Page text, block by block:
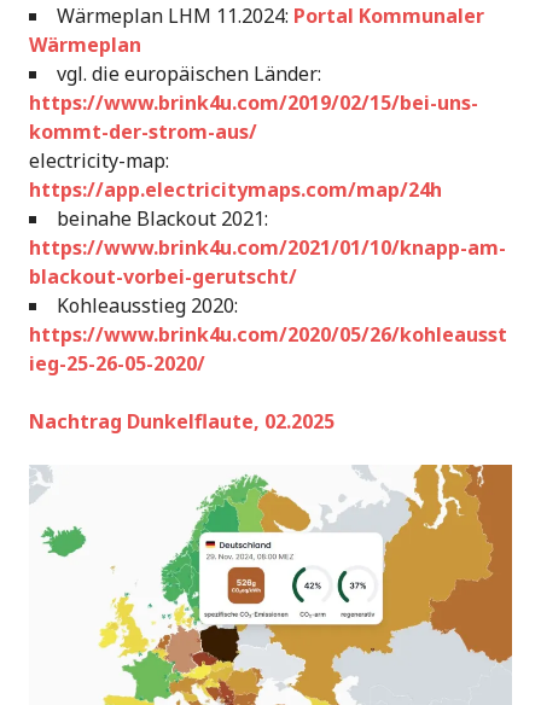
Wärmeplan LHM 11.2024: Portal Kommunaler
Wärmeplan
vgl. die europäischen Länder:
https://www.brink4u.com/2019/02/15/bei-uns-
kommt-der-strom-aus/
electricity-map:
https://app.electricitymaps.com/map/24h
beinahe Blackout 2021:
https://www.brink4u.com/2021/01/10/knapp-am-
blackout-vorbei-gerutscht/
Kohleausstieg 2020:
https://www.brink4u.com/2020/05/26/kohleausst
ieg-25-26-05-2020/
Nachtrag Dunkelflaute, 02.2025